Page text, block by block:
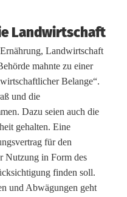
Landwirtschaft
Landwirtschaft
mahnte zu einer
Belange“.
und die
Dazu seien auch die
gehalten. Eine
für den
Nutzung in Form des
finden soll.
und Abwägungen geht